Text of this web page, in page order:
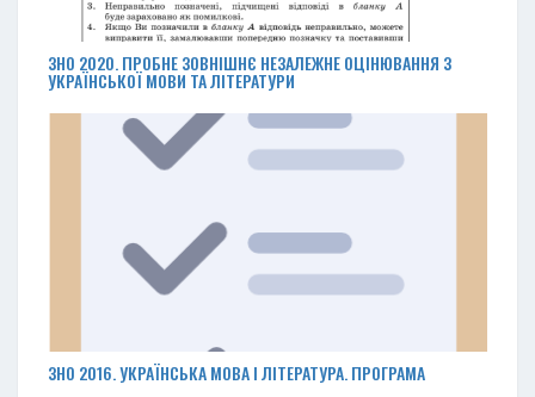
ЗНО 2020. ПРОБНЕ ЗОВНІШНЄ НЕЗАЛЕЖНЕ ОЦІНЮВАННЯ З
УКРАЇНСЬКОЇ МОВИ ТА ЛІТЕРАТУРИ
ЗНО 2016. УКРАЇНСЬКА МОВА І ЛІТЕРАТУРА. ПРОГРАМА